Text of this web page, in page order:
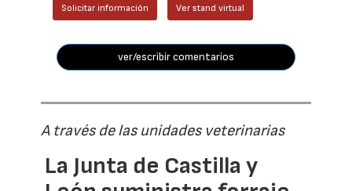
Solicitar información Ver stand virtual
ver/escribir comentarios
A través de las unidades veterinarias
La Junta de Castilla y